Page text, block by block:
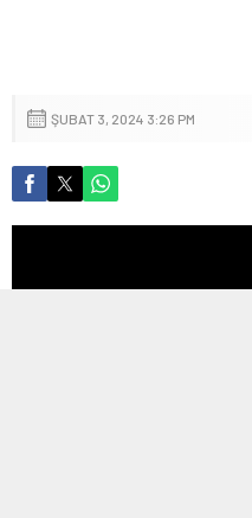
ŞUBAT 3, 2024 3:26 PM